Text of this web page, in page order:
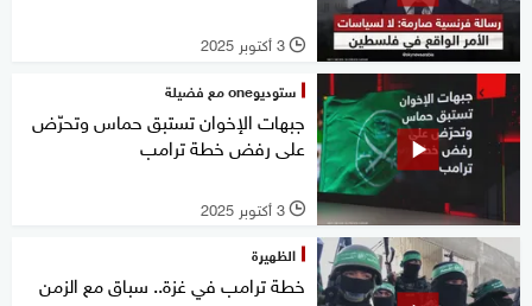
l 3 أكتوبر 2025
ستوديوone مع فضيلة
جبهات الإخوان تستبق حماس وتحرّض
على رفض خطة ترامب
l 3 أكتوبر 2025
الظهيرة
خطة ترامب في غزة.. سباق مع الزمن